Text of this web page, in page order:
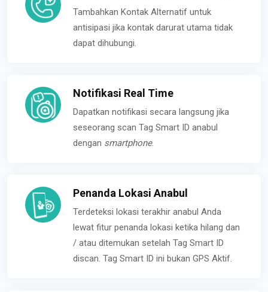
Tambahkan Kontak Alternatif untuk
antisipasi jika kontak darurat utama tidak
dapat dihubungi.
Notifikasi Real Time
Dapatkan notifikasi secara langsung jika
seseorang scan Tag Smart ID anabul
dengan smartphone.
Penanda Lokasi Anabul
Terdeteksi lokasi terakhir anabul Anda
lewat fitur penanda lokasi ketika hilang dan
/ atau ditemukan setelah Tag Smart ID
discan. Tag Smart ID ini bukan GPS Aktif.